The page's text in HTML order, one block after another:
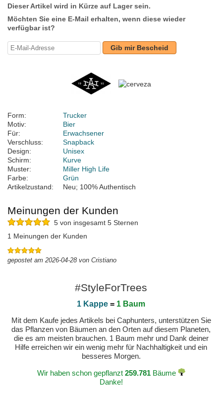
Dieser Artikel wird in Kürze auf Lager sein.
Möchten Sie eine E-Mail erhalten, wenn diese wieder
verfügbar ist?
Gib mir Bescheid
Form:
Trucker
Motiv:
Bier
Für:
Erwachsener
Verschluss:
Snapback
Design:
Unisex
Schirm:
Kurve
Muster:
Miller High Life
Farbe:
Grün
Artikelzustand:
Neu; 100% Authentisch
Meinungen der Kunden
5 von insgesamt 5 Sternen
1 Meinungen der Kunden
gepostet am 2026-04-28 von Cristiano
#StyleForTrees
1 Kappe = 1 Baum
Mit dem Kaufe jedes Artikels bei Caphunters, unterstützen Sie
das Pflanzen von Bäumen an den Orten auf diesem Planeten,
die es am meisten brauchen. 1 Baum mehr und Dank deiner
Hilfe erreichen wir ein wenig mehr für Nachhaltigkeit und ein
besseres Morgen.
Wir haben schon gepflanzt 259.781Bäume
Danke!